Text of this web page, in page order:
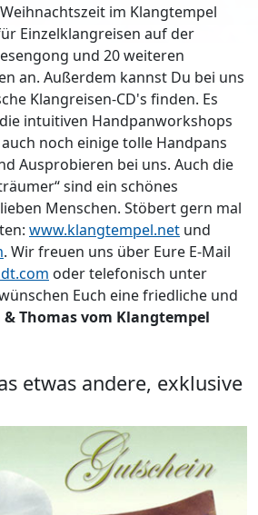
im Klangtempel
Einzelklangreisen auf der
und 20 weiteren
an. Außerdem kannst Du bei uns
Klangreisen-CD's finden. Es
intuitiven Handpanworkshops
noch einige tolle Handpans
Ausprobieren bei uns. Auch die
sind ein schönes
Menschen. Stöbert gern mal
www.klangtempel.net und
. Wir freuen uns über Eure E-Mail
oder telefonisch unter
Euch eine friedliche und
Thomas vom Klangtempel
etwas andere, exklusive